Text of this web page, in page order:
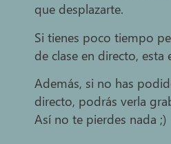
que desplazarte.
Si tienes poco tiempo
de clase en directo, esta
Además, si no has
directo, podrás verla
Así no te pierdes nada ;)